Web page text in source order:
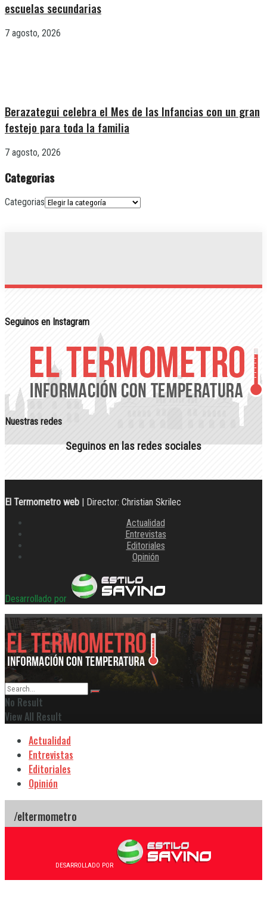
escuelas secundarias
7 agosto, 2026
Berazategui celebra el Mes de las Infancias con un gran
festejo para toda la familia
7 agosto, 2026
Categorias
Categorias
Seguinos en Instagram
Nuestras redes
Seguinos en las redes sociales
El Termometro web | Director: Christian Skrilec
Actualidad
Entrevistas
Editoriales
Opinión
Desarrollado por
No Result
View All Result
Actualidad
Entrevistas
Editoriales
Opinión
DESARROLLADO POR